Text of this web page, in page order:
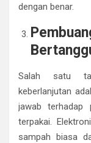
dengan benar.
Salah satu
keberlanjutan
jawab terhadap
terpakai.
sampah biasa